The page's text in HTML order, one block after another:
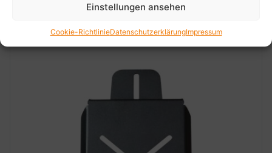
Einstellungen ansehen
Cookie-RichtlinieDatenschutzerklärungImpressum